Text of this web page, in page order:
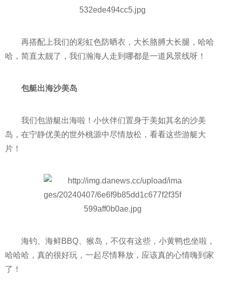
再搭配上我们的彩虹色防晒衣，大长胳膊大长腿，哈哈
哈，简直太靓了，我们瀚海人走到哪都是一道风景线呀！
包艇出海沙美岛
我们包游艇出海啦！小伙伴们置身于美如其名的沙美
岛，在宁静优美的世外桃源中尽情放松，看看这些游艇大
片！
海钓、海鲜BBQ、猴岛，不仅有这些，小黄鸭也坐啦，
哈哈哈，真的很好玩，一起尽情释放，应该真的心情嗨到家
了！